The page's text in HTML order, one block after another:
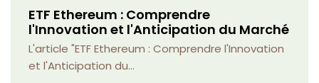
ETF Ethereum : Comprendre
l'Innovation et l'Anticipation du Marché
L'article "ETF Ethereum : Comprendre l'Innovation
et l'Anticipation du...